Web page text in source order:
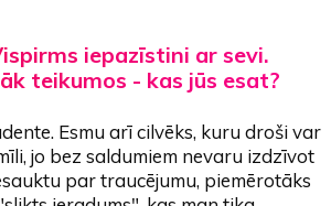
iepazīstini ar sevi.
teikumos - kas jūs esat?
Esmu arī cilvēks, kuru droši var
jo bez saldumiem nevaru izdzīvot
par traucējumu, piemērotāks